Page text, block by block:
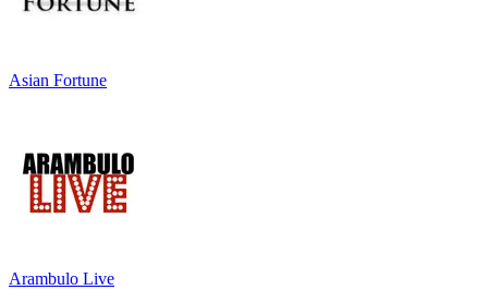
Asian Fortune
Arambulo Live